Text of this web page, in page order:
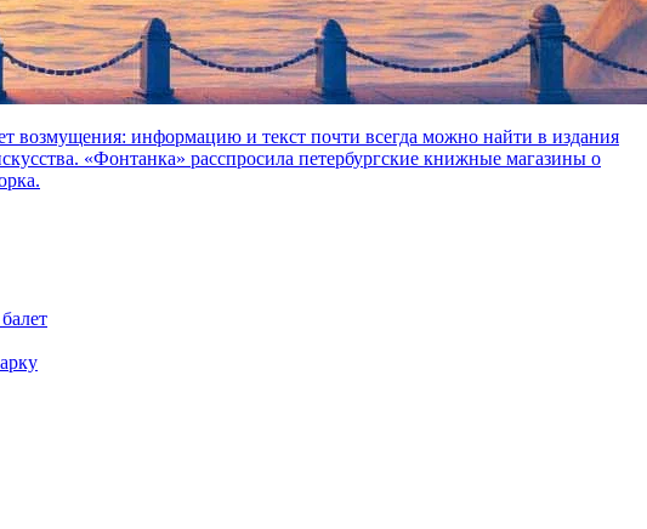
возмущения: информацию и текст почти всегда можно найти в издания
«Фонтанка» расспросила петербургские книжные магазины о